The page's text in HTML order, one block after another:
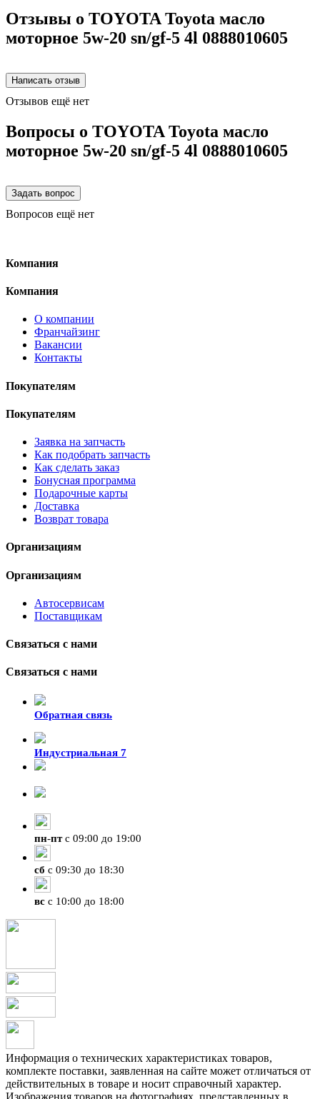
Отзывы о TOYOTA Toyota масло
моторное 5w-20 sn/gf-5 4l 0888010605
Отзывов ещё нет
Вопросы о TOYOTA Toyota масло
моторное 5w-20 sn/gf-5 4l 0888010605
Вопросов ещё нет
Компания
Компания
О компании
Франчайзинг
Вакансии
Контакты
Покупателям
Покупателям
Заявка на запчасть
Как подобрать запчасть
Как сделать заказ
Бонусная программа
Подарочные карты
Доставка
Возврат товара
Организациям
Организациям
Автосервисам
Поставщикам
Связаться с нами
Связаться с нами
Обратная связь
Индустриальная 7
пн-птс 09:00 до 19:00
сб с 09:30 до 18:30
вс с 10:00 до 18:00
Информация о технических характеристиках товаров,
комплекте поставки, заявленная на сайте может отличаться от
действительных в товаре и носит справочный характер.
Изображения товаров на фотографиях, представленных в